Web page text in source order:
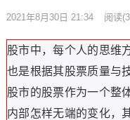
2021年8月30日 21:34 阅读
股市中，每个人的思维
也是根据其股票质量与
股市的股票作为一个整
内部怎样无端的变化，